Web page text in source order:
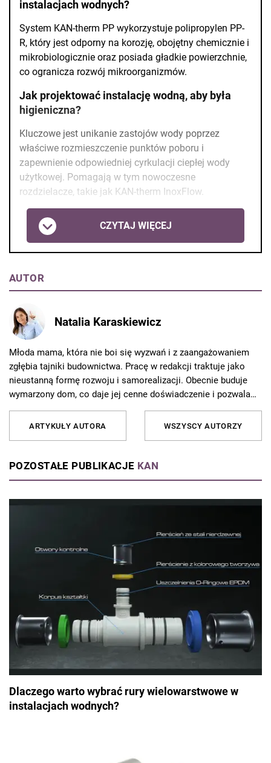
instalacjach wodnych?
System KAN-therm PP wykorzystuje polipropylen PP-
R, który jest odporny na korozję, obojętny chemicznie i
mikrobiologicznie oraz posiada gładkie powierzchnie,
co ogranicza rozwój mikroorganizmów.
Jak projektować instalację wodną, aby była
higieniczna?
Kluczowe jest unikanie zastojów wody poprzez
właściwe rozmieszczenie punktów poboru i
zapewnienie odpowiedniej cyrkulacji ciepłej wody
użytkowej. Pomagają w tym nowoczesne
rozdzielacze, takie jak KAN-therm InoxFlow.
CZYTAJ WIĘCEJ
AUTOR
Natalia Karaskiewicz
Młoda mama, która nie boi się wyzwań i z zaangażowaniem
zgłębia tajniki budownictwa. Pracę w redakcji traktuje jako
nieustanną formę rozwoju i samorealizacji. Obecnie buduje
wymarzony dom, co daje jej cenne doświadczenie i pozwala
jeszcze lepiej rozumieć potrzeby czytelników. Od 10 lat
związana z Grupą AVT, gdzie redaguje artykuły i porady
zagadnienia w przystępny sposób. Poza pracą najchętniej
spędza czas z rodziną podczas weekendowych wycieczek.
ARTYKUŁY AUTORA WSZYSCY AUTORZY
POZOSTAŁE PUBLIKACJE KAN
Dlaczego warto wybrać rury wielowarstwowe w
instalacjach wodnych?